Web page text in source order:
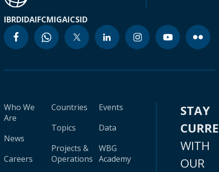
IBRDIDAIFCMIGAICSID
Who We
Are
News
Careers
Countries
Topics
Projects &
Operations
Events
Data
WBG
Academy
STAY
WITH
OUR